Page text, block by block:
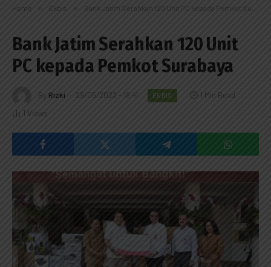
Home » Ekbis » Bank Jatim Serahkan 120 Unit PC kepada Pemkot Surabaya
Bank Jatim Serahkan 120 Unit
PC kepada Pemkot Surabaya
By Rizki 29/05/2023 - 18:41 EKBIS
1 Min Read
1 Views